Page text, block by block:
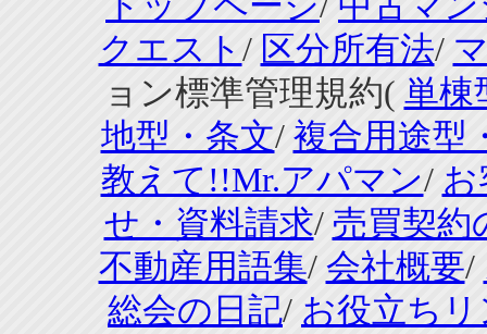
クエスト / 区分所有法/
ョン標準管理規約( 単棟
地型・条文/ 複合用途型
教えて!!Mr.アパマン/ お
せ・資料請求/ 売買契約
不動産用語集/ 会社概要/
総会の日記/ お役立ち